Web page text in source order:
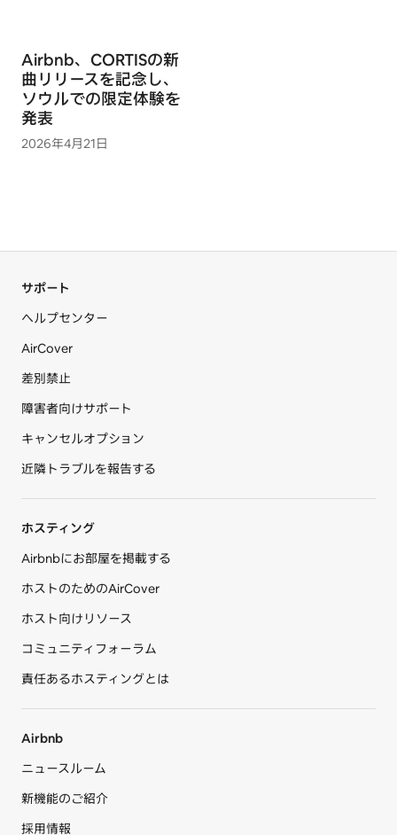
Airbnb、CORTISの新
曲リリースを記念し、
ソウルでの限定体験を
発表
2026年4月21日
サポート
ヘルプセンター
AirCover
差別禁止
障害者向けサポート
キャンセルオプション
近隣トラブルを報告する
ホスティング
Airbnbにお部屋を掲載する
ホストのためのAirCover
ホスト向けリソース
コミュニティフォーラム
責任あるホスティングとは
Airbnb
ニュースルーム
新機能のご紹介
採用情報